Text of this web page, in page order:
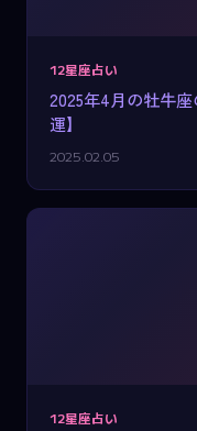
12星座占い
2025年4月の牡牛
運】
2025.02.05
12星座占い